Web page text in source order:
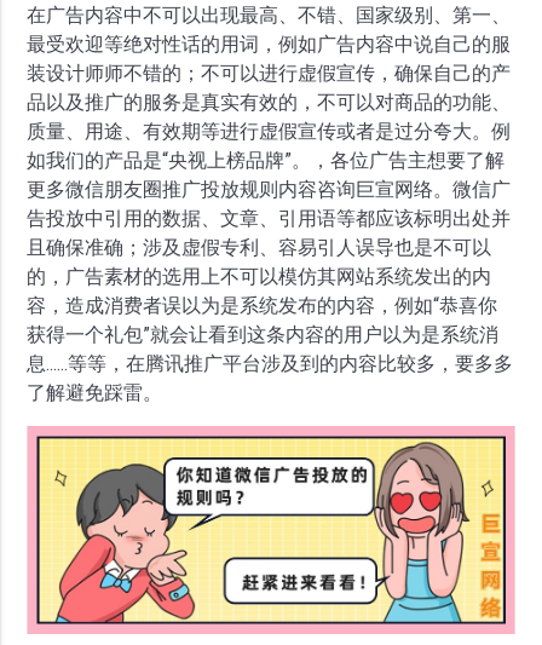
在广告内容中不可以出现最高、不错、国家级别、第一、
最受欢迎等绝对性话的用词，例如广告内容中说自己的服
装设计师师不错的；不可以进行虚假宣传，确保自己的产
品以及推广的服务是真实有效的，不可以对商品的功能、
质量、用途、有效期等进行虚假宣传或者是过分夸大。例
如我们的产品是“央视上榜品牌”。，各位广告主想要了解
更多微信朋友圈推广投放规则内容咨询巨宣网络。微信广
告投放中引用的数据、文章、引用语等都应该标明出处并
且确保准确；涉及虚假专利、容易引人误导也是不可以
的，广告素材的选用上不可以模仿其网站系统发出的内
容，造成消费者误以为是系统发布的内容，例如“恭喜你
获得一个礼包”就会让看到这条内容的用户以为是系统消
息......等等，在腾讯推广平台涉及到的内容比较多，要多多
了解避免踩雷。